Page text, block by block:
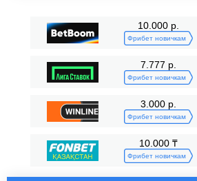
10.000 р.
Фрибет новичкам
7.777 р.
Фрибет новичкам
3.000 р.
Фрибет новичкам
10.000 ₸
Фрибет новичкам